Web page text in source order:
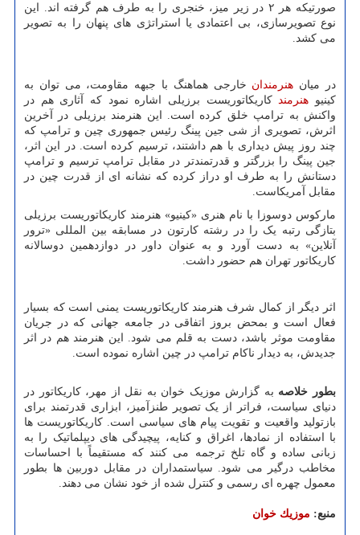
صورتیکه هر ۲ در زیر میز، خنجری را به طرف هم گرفته اند. این
نوع تصویرسازی، بی اعتمادی یا استراتژی های پنهان را به تصویر
می کشد.
در میان هنرمندان خارجی هماهنگ با جبهه مقاومت، می توان به
کینیو هنرمندکاریکاتوریست برزیلی اشاره نمود که آثاری هم در
واکنش به ترامپ خلق کرده است. این هنرمند برزیلی در آخرین
اثرش، تصویری از شی جین پینگ رئیس جمهوری چین و ترامپ که
چند روز پیش دیداری با هم داشتند، ترسیم کرده است. در این اثر،
جین پینگ را بزرگتر و قدرتمندتر در مقابل ترامپ ترسیم و ترامپ
دستانش را به طرف او دراز کرده که نشانه ای از قدرت چین در
مقابل آمریکاست.
مارکوس دوسوزا با نام هنری «کینیو» هنرمند کاریکاتوریست برزیلی
بتازگی رتبه یک را در رشته کارتون در مسابقه بین المللی «ترور
آنلاین» به دست آورد و به عنوان داور در دوازدهمین دوسالانه
کاریکاتور تهران هم حضور داشت.
اثر دیگر از کمال شرف هنرمند کاریکاتوریست یمنی است که بسیار
فعال است و بمحض بروز اتفاقی در جامعه جهانی که در جریان
مقاومت موثر باشد، دست به قلم می شود. این هنرمند هم در اثر
جدیدش، به دیدار ناکام ترامپ در چین اشاره نموده است.
بطور خلاصه به گزارش موزیک خوان به نقل از مهر، کاریکاتور در
دنیای سیاست، فراتر از یک تصویر طنزآمیز، ابزاری قدرتمند برای
بازتولید واقعیت و تقویت پیام های سیاسی است. کاریکاتوریست ها
با استفاده از نمادها، اغراق و کنایه، پیچیدگی های دیپلماتیک را به
زبانی ساده و گاه تلخ ترجمه می کنند که مستقیماً با احساسات
مخاطب درگیر می شود. سیاستمداران در مقابل دوربین ها بطور
معمول چهره ای رسمی و کنترل شده از خود نشان می دهند.
منبع: موزیك خوان